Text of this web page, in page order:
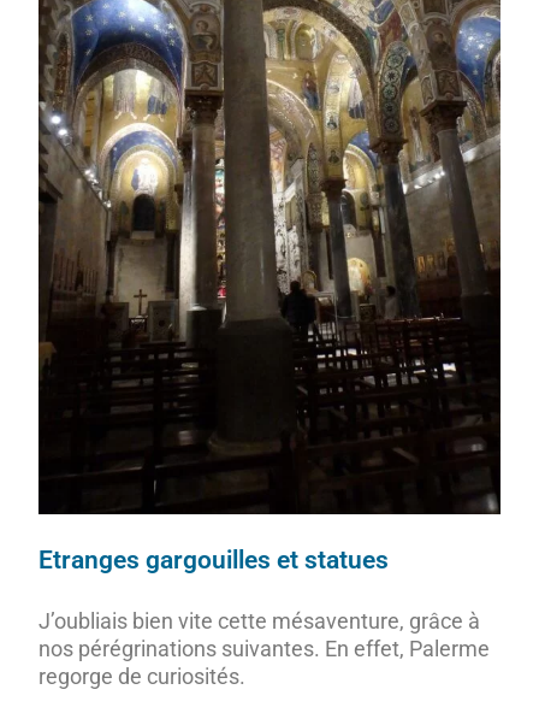
Etranges gargouilles et statues
J’oubliais bien vite cette mésaventure, grâce à
nos pérégrinations suivantes. En effet, Palerme
regorge de curiosités.